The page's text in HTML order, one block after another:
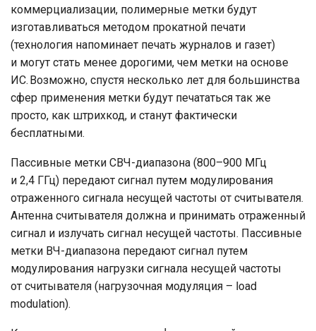
коммерциализации, полимерные метки будут
изготавливаться методом прокатной печати
(технология напоминает печать журналов и газет)
и могут стать менее дорогими, чем метки на основе
ИС. Возможно, спустя несколько лет для большинства
сфер применения метки будут печататься так же
просто, как штрихкод, и станут фактически
бесплатными.
Пассивные метки СВЧ-диапазона (800–900 МГц
и 2,4 ГГц) передают сигнал путем модулирования
отраженного сигнала несущей частоты от считывателя.
Антенна считывателя должна и принимать отраженный
сигнал и излучать сигнал несущей частоты. Пассивные
метки ВЧ-диапазона передают сигнал путем
модулирования нагрузки сигнала несущей частоты
от считывателя (нагрузочная модуляция – load
modulation).